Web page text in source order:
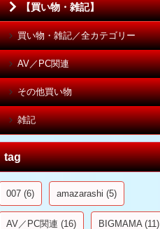
【買い物・雑記】
買い物・雑記／全カテゴリー
AV／PC関連
その他買い物
雑記
tag
007(6) amazarashi (5)
AV／PC関連 (16) BIGMAMA(11)